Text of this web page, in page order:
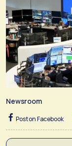
Newsroom
Post on Facebook